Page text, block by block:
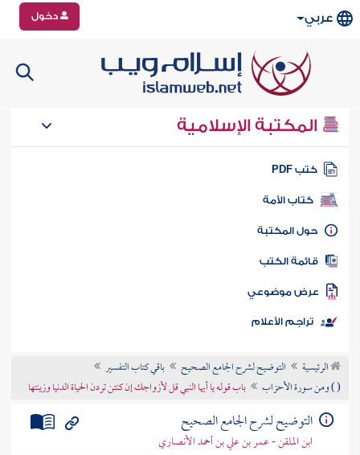
عربي دخول
المكتبة الإسلامية
كتب PDF
كتاب الأمة
المكتبة
الكتب
موضوعي
تراجم الأعلام
الرئيسية التوضيح لشرح الجامع الصحيح
باقي كتاب التفسير
( ) ومن سورة الأحزاب
باب قوله يا أيها النبي قل لأزواجك إن كنتن تردن الحياة الدنيا وزينتها
التوضيح لشرح الجامع الصحيح
ابن الملقن - عمر بن علي بن أحمد الأنصاري